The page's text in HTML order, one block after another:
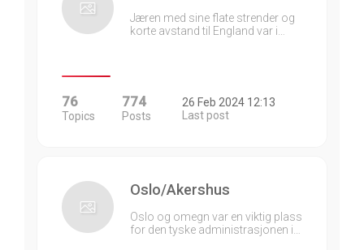
Jæren med sine flate strender og
korte avstand til England var i…
76
Topics
774
Posts
26 Feb 2024 12:13
Last post
Oslo/Akershus
Oslo og omegn var en viktig plass
for den tyske administrasjonen i…